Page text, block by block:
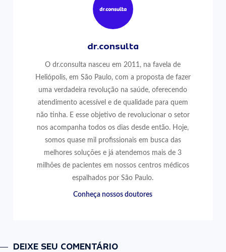
dr.consulta
O dr.consulta nasceu em 2011, na favela de
Heliópolis, em São Paulo, com a proposta de fazer
uma verdadeira revolução na saúde, oferecendo
atendimento acessível e de qualidade para quem
não tinha. E esse objetivo de revolucionar o setor
nos acompanha todos os dias desde então. Hoje,
somos quase mil profissionais em busca das
melhores soluções e já atendemos mais de 3
milhões de pacientes em nossos centros médicos
espalhados por São Paulo.
Conheça nossos doutores
DEIXE SEU COMENTÁRIO